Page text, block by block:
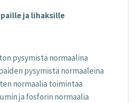
ja lihaksille
pysymistä normaalina
pysymistä normaaleina
normaalia toimintaa
ja fosforin normaalia